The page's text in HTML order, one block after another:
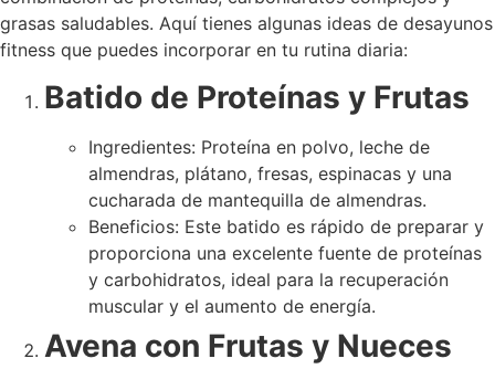
grasas saludables. Aquí tienes algunas ideas de desayunos
fitness que puedes incorporar en tu rutina diaria:
Batido de Proteínas y Frutas
Ingredientes: Proteína en polvo, leche de
almendras, plátano, fresas, espinacas y una
cucharada de mantequilla de almendras.
Beneficios: Este batido es rápido de preparar y
proporciona una excelente fuente de proteínas
y carbohidratos, ideal para la recuperación
muscular y el aumento de energía.
Avena con Frutas y Nueces